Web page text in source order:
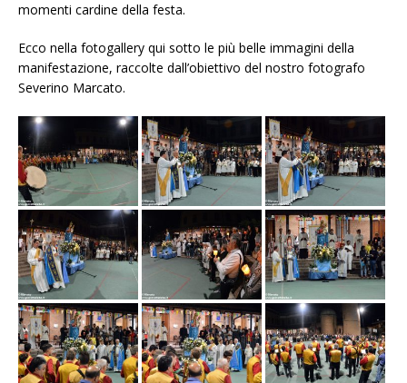
momenti cardine della festa.
Ecco nella fotogallery qui sotto le più belle immagini della
manifestazione, raccolte dall’obiettivo del nostro fotografo
Severino Marcato.